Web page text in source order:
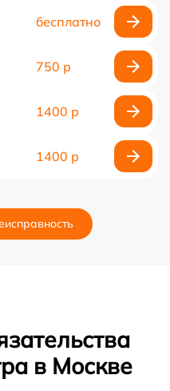
бесплатно
750 р
1400 р
1400 р
в Москве